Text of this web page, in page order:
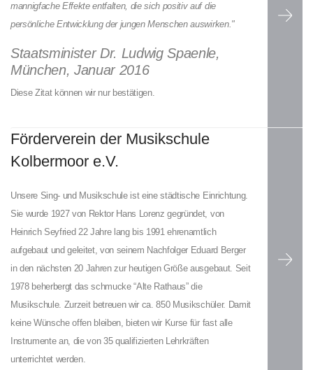
mannigfache Effekte entfalten, die sich positiv auf die
persönliche Entwicklung der jungen Menschen auswirken."
Staatsminister Dr. Ludwig Spaenle,
München, Januar 2016
Diese Zitat können wir nur bestätigen.
Förderverein der Musikschule
Kolbermoor e.V.
Unsere Sing- und Musikschule ist eine städtische Einrichtung.
Sie wurde 1927 von Rektor Hans Lorenz gegründet, von
Heinrich Seyfried 22 Jahre lang bis 1991 ehrenamtlich
aufgebaut und geleitet, von seinem Nachfolger Eduard Berger
in den nächsten 20 Jahren zur heutigen Größe ausgebaut. Seit
1978 beherbergt das schmucke “Alte Rathaus” die
Musikschule. Zurzeit betreuen wir ca. 850 Musikschüler. Damit
keine Wünsche offen bleiben, bieten wir Kurse für fast alle
Instrumente an, die von 35 qualifizierten Lehrkräften
unterrichtet werden.